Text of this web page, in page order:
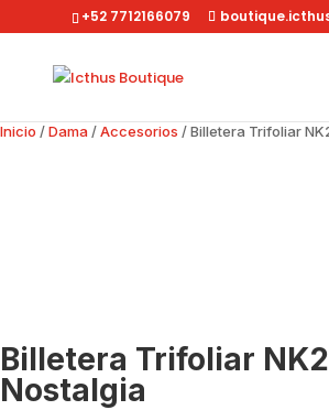
+52 7712166079
Inicio /Dama /Accesorios / Billetera Trifoliar
Billetera Trifoliar
Nostalgia